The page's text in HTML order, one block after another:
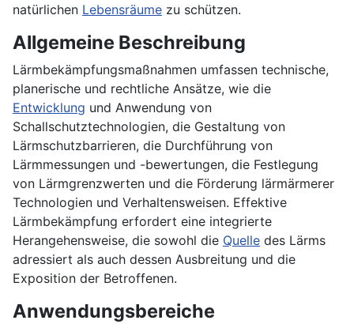
natürlichen Lebensräume zu schützen.
Allgemeine Beschreibung
Lärmbekämpfungsmaßnahmen umfassen technische,
planerische und rechtliche Ansätze, wie die
Entwicklung und Anwendung von
Schallschutztechnologien, die Gestaltung von
Lärmschutzbarrieren, die Durchführung von
Lärmmessungen und -bewertungen, die Festlegung
von Lärmgrenzwerten und die Förderung lärmärmerer
Technologien und Verhaltensweisen. Effektive
Lärmbekämpfung erfordert eine integrierte
Herangehensweise, die sowohl die Quelle des Lärms
adressiert als auch dessen Ausbreitung und die
Exposition der Betroffenen.
Anwendungsbereiche